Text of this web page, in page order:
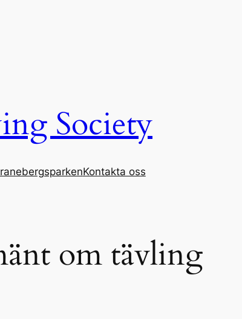
Society
Kontakta oss
om tävling